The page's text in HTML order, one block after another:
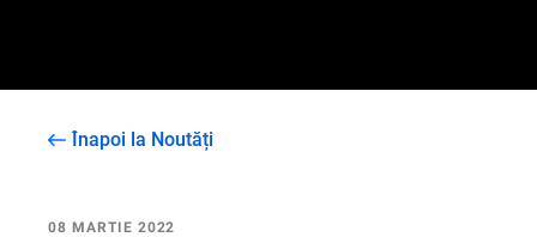
Înapoi la Noutăți
08 MARTIE 2022